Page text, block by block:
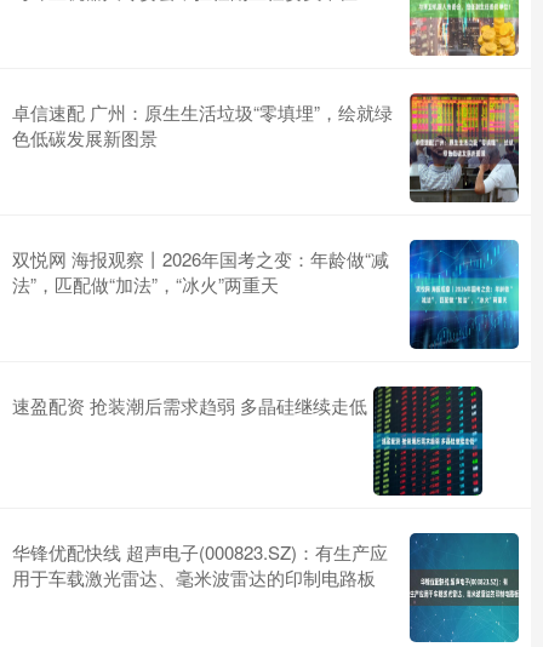
卓信速配 广州：原生生活垃圾“零填埋”，绘就绿
色低碳发展新图景
双悦网 海报观察丨2026年国考之变：年龄做“减
法”，匹配做“加法”，“冰火”两重天
速盈配资 抢装潮后需求趋弱 多晶硅继续走低
华锋优配快线 超声电子(000823.SZ)：有生产应
用于车载激光雷达、毫米波雷达的印制电路板